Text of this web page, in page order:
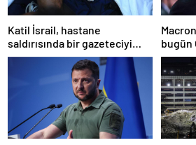
Katil İsrail, hastane
saldırısında bir gazeteciyi
öldürdüğünü itiraf etti
bugün